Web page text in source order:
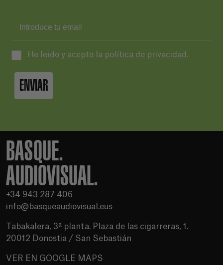
He leído y acepto la política de privacidad .
ENVIAR
BASQUE.
AUDIOVISUAL.
+34 943 287 406
info@basqueaudiovisual.eus
Tabakalera, 3ª planta. Plaza de las cigarreras, 1.
20012 Donostia / San Sebastián
VER EN GOOGLE MAPS